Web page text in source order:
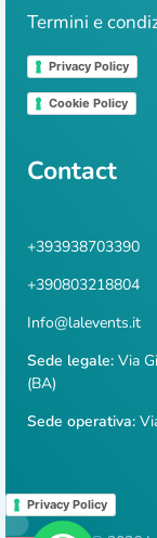
Termini e
Privacy Policy
Cookie Policy
Contact
+393938703390
+390803218804
Info@lalevents.it
Sede legale: Via
(BA)
Sede operativa:
Privacy Policy